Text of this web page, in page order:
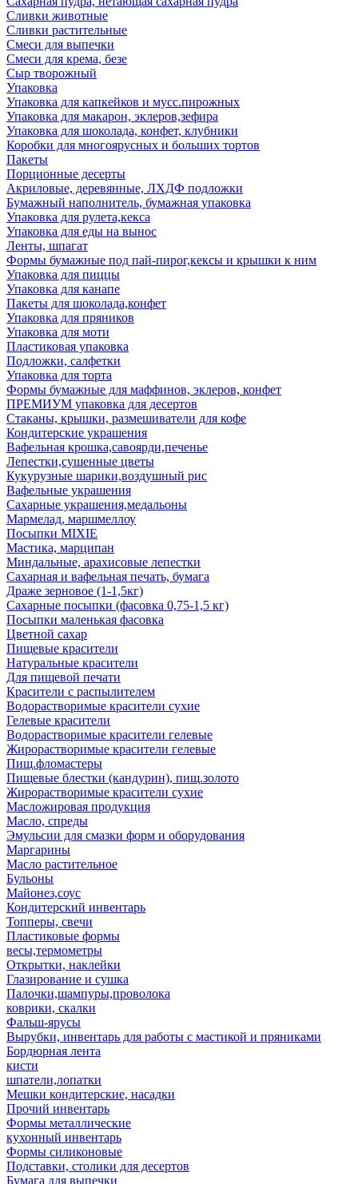
Сливки животные
Сливки растительные
Смеси для выпечки
Смеси для крема, безе
Сыр творожный
Упаковка
Упаковка для капкейков и мусс.пирожных
Упаковка для макарон, эклеров,зефира
Упаковка для шоколада, конфет, клубники
Коробки для многоярусных и больших тортов
Пакеты
Порционные десерты
Акриловые, деревянные, ЛХДФ подложки
Бумажный наполнитель, бумажная упаковка
Упаковка для рулета,кекса
Упаковка для еды на вынос
Ленты, шпагат
Формы бумажные под пай-пирог,кексы и крышки к ним
Упаковка для пиццы
Упаковка для канапе
Пакеты для шоколада,конфет
Упаковка для пряников
Упаковка для моти
Пластиковая упаковка
Подложки, салфетки
Упаковка для торта
Формы бумажные для маффинов, эклеров, конфет
ПРЕМИУМ упаковка для десертов
Стаканы, крышки, размешиватели для кофе
Кондитерские украшения
Вафельная крошка,савоярди,печенье
Лепестки,сушенные цветы
Кукурузные шарики,воздушный рис
Вафельные украшения
Сахарные украшения,медальоны
Мармелад, маршмеллоу
Посыпки MIXIE
Мастика, марципан
Миндальные, арахисовые лепестки
Сахарная и вафельная печать, бумага
Драже зерновое (1-1,5кг)
Сахарные посыпки (фасовка 0,75-1,5 кг)
Посыпки маленькая фасовка
Цветной сахар
Пищевые красители
Натуральные красители
Для пищевой печати
Красители с распылителем
Водорастворимые красители сухие
Гелевые красители
Водорастворимые красители гелевые
Жирорастворимые красители гелевые
Пищ.фломастеры
Пищевые блестки (кандурин), пищ.золото
Жирорастворимые красители сухие
Масложировая продукция
Масло, спреды
Эмульсии для смазки форм и оборудования
Маргарины
Масло растительное
Бульоны
Майонез,соус
Кондитерский инвентарь
Топперы, свечи
Пластиковые формы
весы,термометры
Открытки, наклейки
Глазирование и сушка
Палочки,шампуры,проволока
коврики, скалки
Фальш-ярусы
Вырубки, инвентарь для работы с мастикой и пряниками
Бордюрная лента
кисти
шпатели,лопатки
Мешки кондитерские, насадки
Прочий инвентарь
Формы металлические
кухонный инвентарь
Формы силиконовые
Подставки, столики для десертов
Бумага для выпечки